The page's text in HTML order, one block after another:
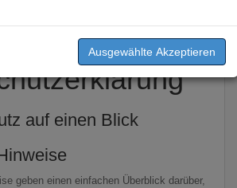
auf einen Blick
geben einen einfachen Überblick darüber,